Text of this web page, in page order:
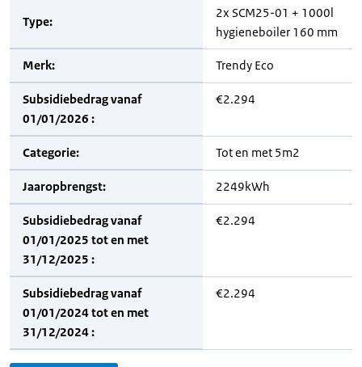
Type:
2x SCM25-01 + 1000l
hygieneboiler 160 mm
Merk: Trendy Eco
Subsidiebedrag vanaf
01/01/2026 :
€2.294
Categorie: Tot en met 5m2
Jaaropbrengst: 2249kWh
Subsidiebedrag vanaf
01/01/2025 tot en met
31/12/2025 :
€2.294
Subsidiebedrag vanaf
01/01/2024 tot en met
31/12/2024 :
€2.294